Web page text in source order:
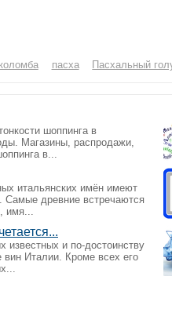
коломба пасха Пасхальный
шоппинга в
Магазины, распродажи,
в...
итальянских имён имеют
Самые древние встречаются
имя...
известных и по-достоинству
Италии. Кроме всех его